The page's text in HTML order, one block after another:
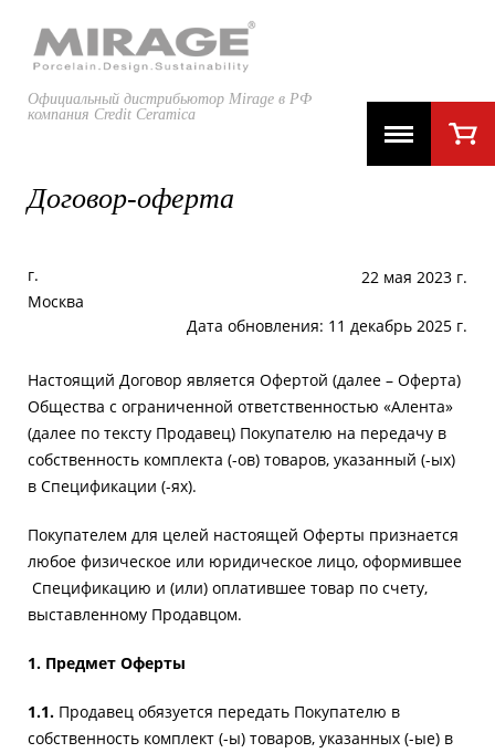
Официальный дистрибьютор Mirage в РФ
компания Credit Ceramica
Договор-оферта
г.
Москва
22 мая 2023 г.
Дата обновления: 11 декабрь 2025 г.
Настоящий Договор является Офертой (далее – Оферта)
Общества с ограниченной ответственностью «Алента»
(далее по тексту Продавец) Покупателю на передачу в
собственность комплекта (-ов) товаров, указанный (-ых)
в Спецификации (-ях).
Покупателем для целей настоящей Оферты признается
любое физическое или юридическое лицо, оформившее
Спецификацию и (или) оплатившее товар по счету,
выставленному Продавцом.
1. Предмет Оферты
1.1. Продавец обязуется передать Покупателю в
собственность комплект (-ы) товаров, указанных (-ые) в